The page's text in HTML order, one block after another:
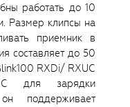
работать до 10
Размер клипсы на
приемник в
составляет до 50
RXDi/ RXUC
C для зарядки
поддерживает